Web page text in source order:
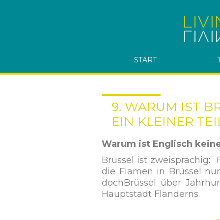
START
9. WARUM IST
EIN KLEINER
Warum ist Englisch
Brüssel ist zweisprachig:
die Flamen in Brüssel
dochBrüssel über
Hauptstadt Flanderns.